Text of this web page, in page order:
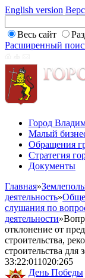
English version
Весь сайт
Расширенный
Город
Малый
Обращения
Стратегия
Документы
Главная»
деятельность»
слушания по
деятельности»
отклонение от
строительства,
строительства для
33:22:011020:265
День Победы